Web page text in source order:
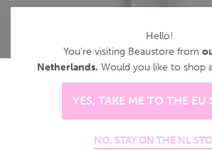
Hello!
You're visiting Beaustore from
Netherlands. Would you like to shop
YES, TAKE ME TO THE EU
NO, STAY ON THE NL
Cookies